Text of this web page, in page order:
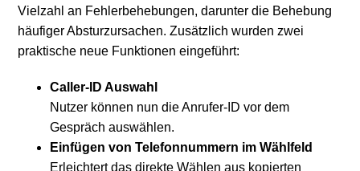
Swyx Mobile für Android V2.4.15.1 verfügbar
Swyx Mobile für IOS V2.3.9 verfügbar
Swyx Mobile für Android V2.4.8.1 verfügbar
Vielzahl an Fehlerbehebungen, darunter die Behebung
häufiger Absturzursachen. Zusätzlich wurden zwei
praktische neue Funktionen eingeführt:
Caller-ID Auswahl
Nutzer können nun die Anrufer-ID vor dem
Gespräch auswählen.
Einfügen von Telefonnummern im Wählfeld
Erleichtert das direkte Wählen aus kopierten